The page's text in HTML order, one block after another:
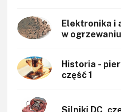
Elektronika i
w
Historia -
część 1
Silniki DC,